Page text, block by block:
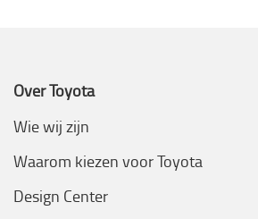
Over Toyota
Wie wij zijn
Waarom kiezen voor Toyota
Design Center